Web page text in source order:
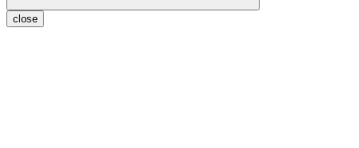
close